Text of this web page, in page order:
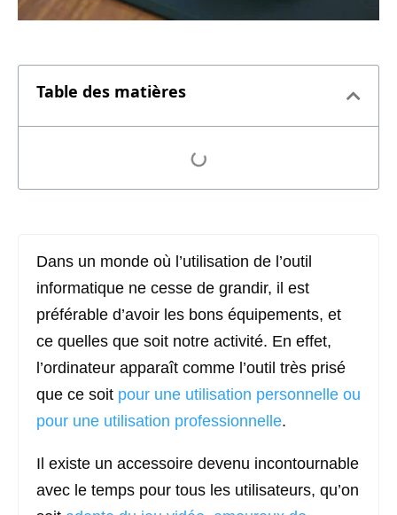
Table des matières
Dans un monde où l’utilisation de l’outil
informatique ne cesse de grandir, il est
préférable d’avoir les bons équipements, et
ce quelles que soit notre activité. En effet,
l’ordinateur apparaît comme l’outil très prisé
que ce soit pour une utilisation personnelle ou
pour une utilisation professionnelle.
Il existe un accessoire devenu incontournable
avec le temps pour tous les utilisateurs, qu’on